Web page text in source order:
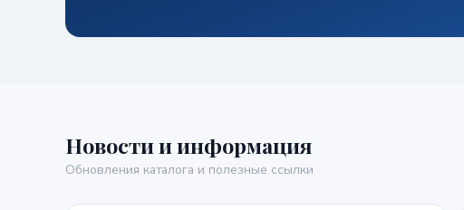
Новости и информация
Обновления каталога и полезные ссылки